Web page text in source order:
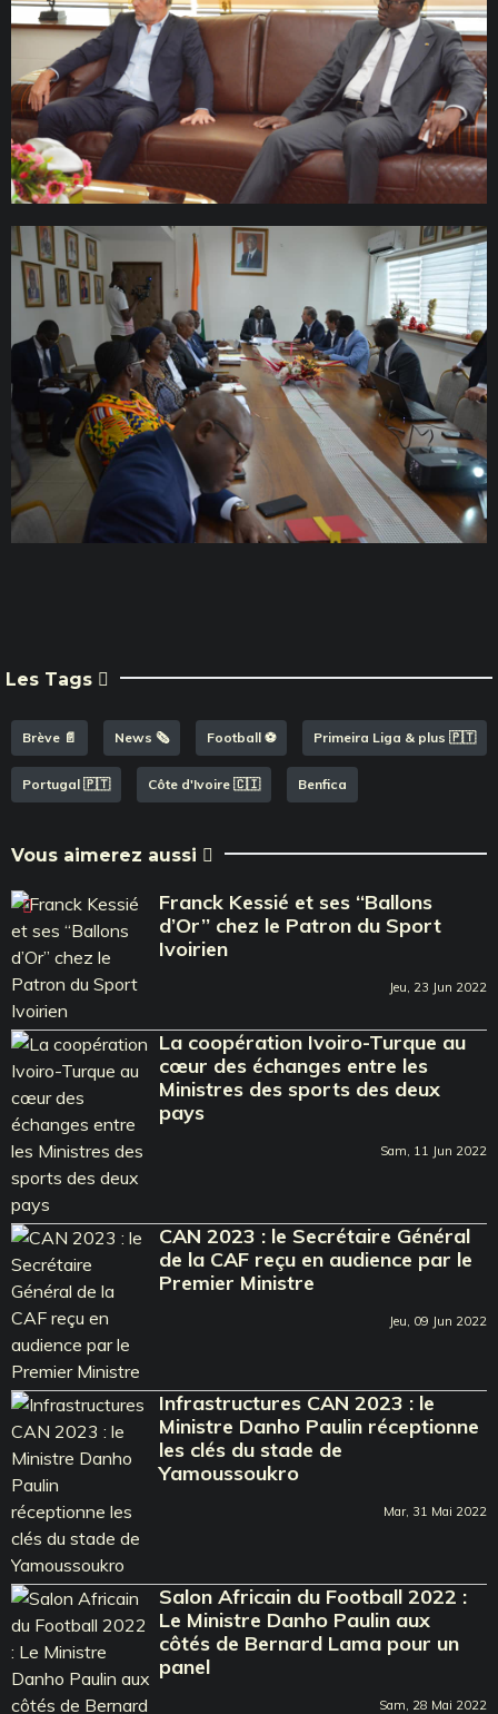
Les Tags
Brève 📄 News 🗞️ Football ⚽️ Primeira Liga & plus 🇵🇹
Portugal 🇵🇹 Côte d'Ivoire 🇨🇮 Benfica
Vous aimerez aussi
Franck Kessié et ses ‘‘Ballons
d’Or’’ chez le Patron du Sport
Ivoirien
Jeu, 23 Jun 2022
La coopération Ivoiro-Turque au
cœur des échanges entre les
Ministres des sports des deux
pays
Sam, 11 Jun 2022
CAN 2023 : le Secrétaire Général
de la CAF reçu en audience par le
Premier Ministre
Jeu, 09 Jun 2022
Infrastructures CAN 2023 : le
Ministre Danho Paulin réceptionne
les clés du stade de
Yamoussoukro
Mar, 31 Mai 2022
Salon Africain du Football 2022 :
Le Ministre Danho Paulin aux
côtés de Bernard Lama pour un
panel
Sam, 28 Mai 2022